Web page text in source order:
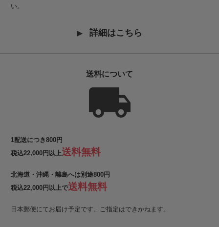
い。
詳細はこちら
送料について
1配送につき800円
税込22,000円以上送料無料
北海道・沖縄・離島へは別途800円
税込22,000円以上で送料無料
日本郵便にてお届け予定です。ご指定はできかねます。